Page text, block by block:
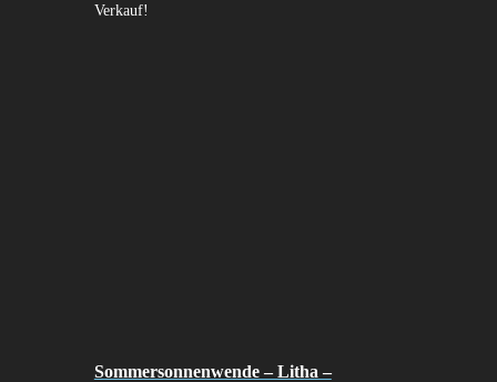
Verkauf!
Sommersonnenwende – Litha –